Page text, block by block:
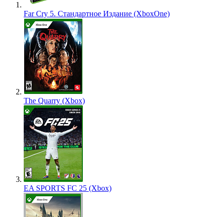
Far Cry 5. Стандартное Издание (XboxOne)
The Quarry (Xbox)
EA SPORTS FC 25 (Xbox)